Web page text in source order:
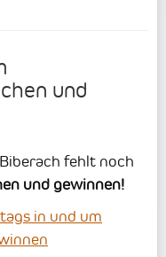
und
fehlt noch
und gewinnen!
in und um